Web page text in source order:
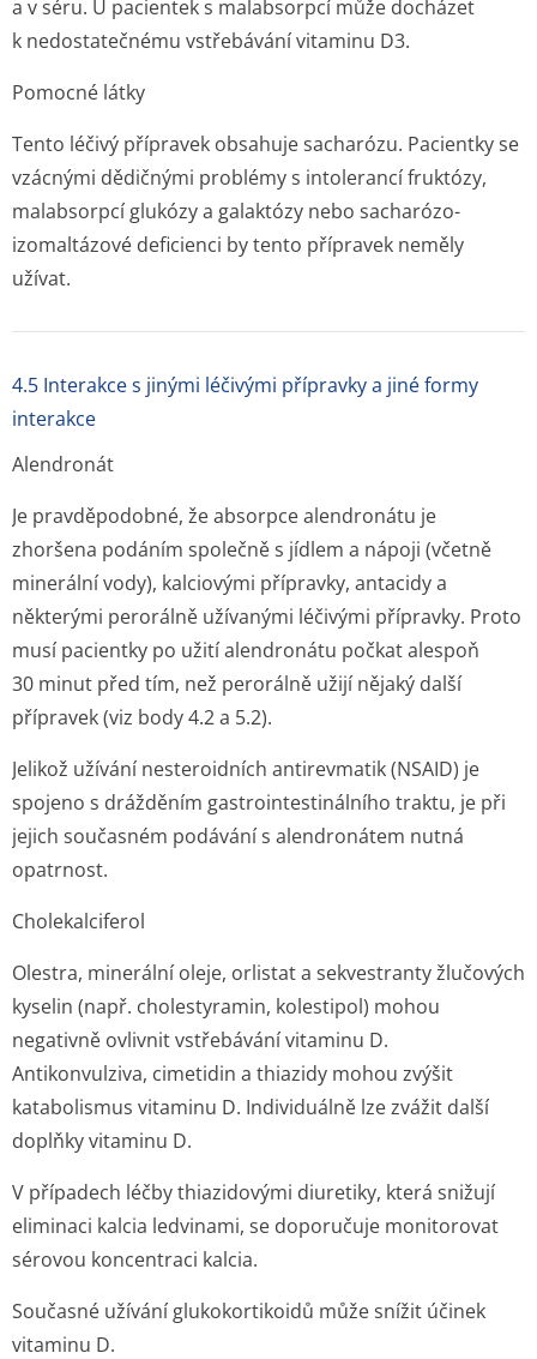
a v séru. U pacientek s malabsorpcí může docházet
k nedostatečnému vstřebávání vitaminu D3.
Pomocné látky
Tento léčivý přípravek obsahuje sacharózu. Pacientky se
vzácnými dědičnými problémy s intolerancí fruktózy,
malabsorpcí glukózy a galaktózy nebo sacharózo-
izomaltázové deficienci by tento přípravek neměly
užívat.
4.5 Interakce s jinými léčivými přípravky a jiné formy
interakce
Alendronát
Je pravděpodobné, že absorpce alendronátu je
zhoršena podáním společně s jídlem a nápoji (včetně
minerální vody), kalciovými přípravky, antacidy a
některými perorálně užívanými léčivými přípravky. Proto
musí pacientky po užití alendronátu počkat alespoň
30 minut před tím, než perorálně užijí nějaký další
přípravek (viz body 4.2 a 5.2).
Jelikož užívání nesteroidních antirevmatik (NSAID) je
spojeno s drážděním gastrointesti­nálního traktu, je při
jejich současném podávání s alendronátem nutná
opatrnost.
Cholekalciferol
Olestra, minerální oleje, orlistat a sekvestranty žlučových
kyselin (např. cholestyramin, kolestipol) mohou
negativně ovlivnit vstřebávání vitaminu D.
Antikonvulziva, cimetidin a thiazidy mohou zvýšit
katabolismus vitaminu D. Individuálně lze zvážit další
doplňky vitaminu D.
V případech léčby thiazidovými diuretiky, která snižují
eliminaci kalcia ledvinami, se doporučuje monitorovat
sérovou koncentraci kalcia.
Současné užívání glukokortikoidů může snížit účinek
vitaminu D.